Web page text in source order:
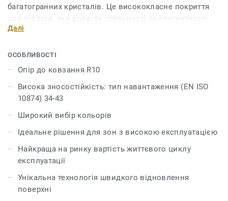
багатогранних кристалів. Це висококласне покриття
для підлоги, яке додасть стильності та елегантності
будь-якому інтер'єру. Наразі іQ Megalit випускається з
Далі
ОСОБЛИВОСТІ
Опір до ковзання R10
Висока зносостійкість: тип навантаження (EN ISO
10874) 34-43
Широкий вибір кольорів
Ідеальне рішення для зон з високою експлуатацією
Найкраща на ринку вартість життєвого циклу
експлуатації
Унікальна технологія швидкого відновлення
поверхні